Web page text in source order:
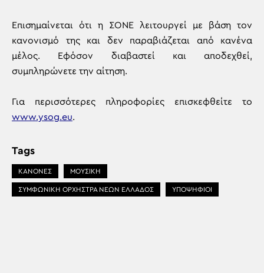
Επισημαίνεται ότι η ΣΟΝΕ λειτουργεί με βάση τον
κανονισμό της και δεν παραβιάζεται από κανένα
μέλος. Εφόσον διαβαστεί και αποδεχθεί,
συμπληρώνετε την αίτηση.
Για περισσότερες πληροφορίες επισκεφθείτε το
www.ysog.eu.
Tags
ΚΑΝΟΝΕΣ ΜΟΥΣΙΚΗ
ΣΥΜΦΩΝΙΚΗ ΟΡΧΗΣΤΡΑ ΝΕΩΝ ΕΛΛΑΔΟΣ ΥΠΟΨΗΦΙΟΙ